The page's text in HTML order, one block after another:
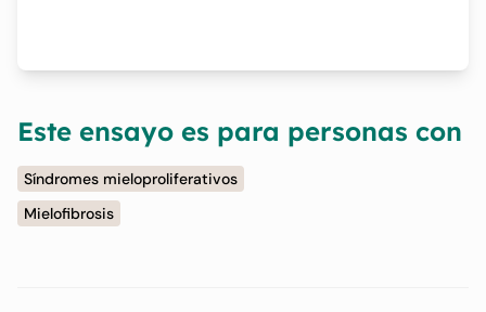
Este ensayo es para personas con
Síndromes mieloproliferativos
Mielofibrosis